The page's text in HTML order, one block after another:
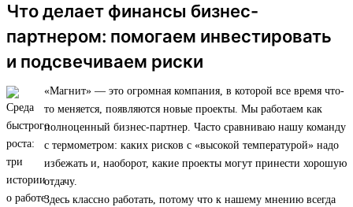
Что делает финансы бизнес-
партнером: помогаем инвестировать
и подсвечиваем риски
«Магнит» — это огромная компания, в которой все время что-
то меняется, появляются новые проекты. Мы работаем как
полноценный бизнес-партнер. Часто сравниваю нашу команду
с термометром: каких рисков с «высокой температурой» надо
избежать и, наоборот, какие проекты могут принести хорошую
отдачу.
Здесь классно работать, потому что к нашему мнению всегда